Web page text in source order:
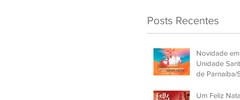
Posts Recentes
Novidade em
Unidade
de Parnaíba/
Um Feliz